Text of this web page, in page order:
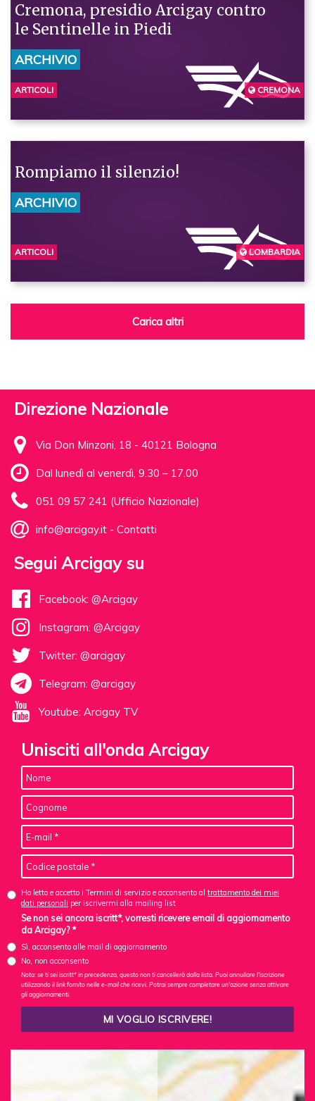
Cremona, presidio Arcigay contro
le Sentinelle in Piedi
ARCHIVIO
ARTICOLI CREMONA
Rompiamo il silenzio!
ARCHIVIO
ARTICOLI BERGAMO
LOMBARDIA
Carica altri
Direzione Nazionale
Via Don Minzoni, 18 - 40121 Bologna
Dal lunedì al venerdì, 9.30 – 17.00
051 09 57 241 (Ufficio Nazionale)
info@arcigay.it - Contatti
Segui Arcigay su
Facebook: @Arcigay
Instagram: @Arcigay
Twitter: @arcigay
Telegram: @arcigay
Youtube: Arcigay TV
Unisciti all'onda Arcigay
Ho letto e accetto i Termini di servizio e acconsento al trattamento dei miei
dati personali per iscrivermi alla mailing list
Se non sei ancora iscritt*, vorresti ricevere email di aggiornamento
da Arcigay? *
Sì, acconsento alle mail di aggiornamento
No, non acconsento
Nota: se ti sei iscritt* in precedenza, questo non ti cancellerà dalla lista. Puoi annullare l'iscrizione
utilizzando il link fornito nelle e-mail che ricevi. Potrai sempre completare un'azione senza attivare
gli aggiornamenti.